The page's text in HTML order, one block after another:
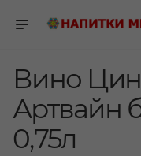
Вино
Артвайн
0,75л